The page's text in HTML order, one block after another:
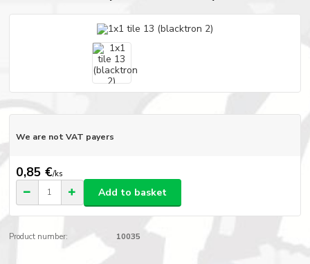
We are not VAT payers
0,85 €/ks
Add to basket
Product number: 10035